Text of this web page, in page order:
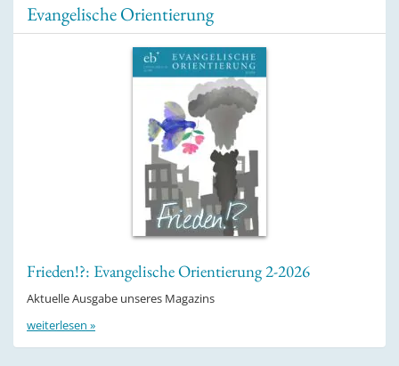
Evangelische Orientierung
Frieden!?: Evangelische Orientierung 2-2026
Aktuelle Ausgabe unseres Magazins
weiterlesen »